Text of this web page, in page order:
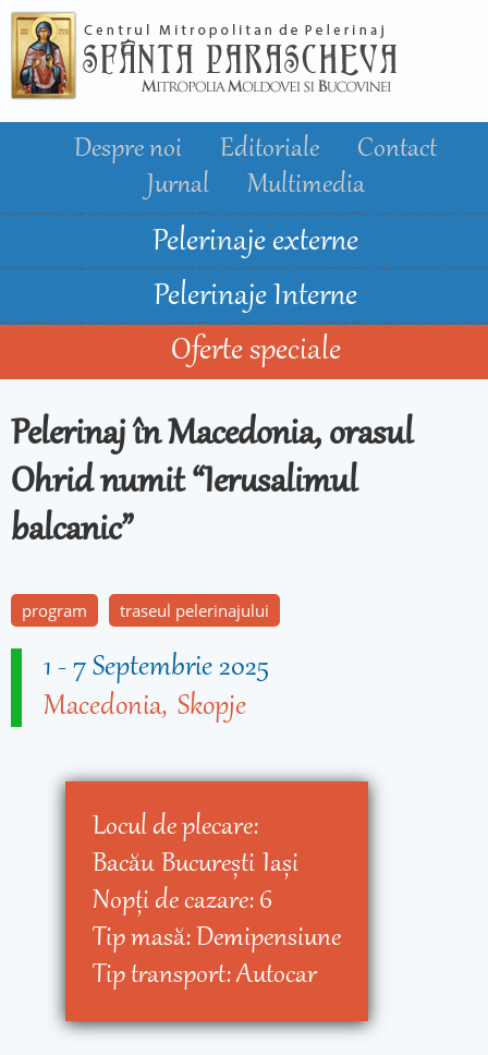
conţinutul
principal
Despre noi Editoriale
Contact
Jurnal
Multimedia
Pelerinaje externe
Pelerinaje Interne
Oferte speciale
Pelerinaj în Macedonia, orasul
Ohrid numit “Ierusalimul
balcanic”
program traseul pelerinajului
1 -7 Septembrie 2025
Macedonia Skopje
Locul de plecare:
Bacău Bucureşti Iaşi
Nopţi de cazare: 6
Tip masă:Demipensiune
Tip transport:Autocar